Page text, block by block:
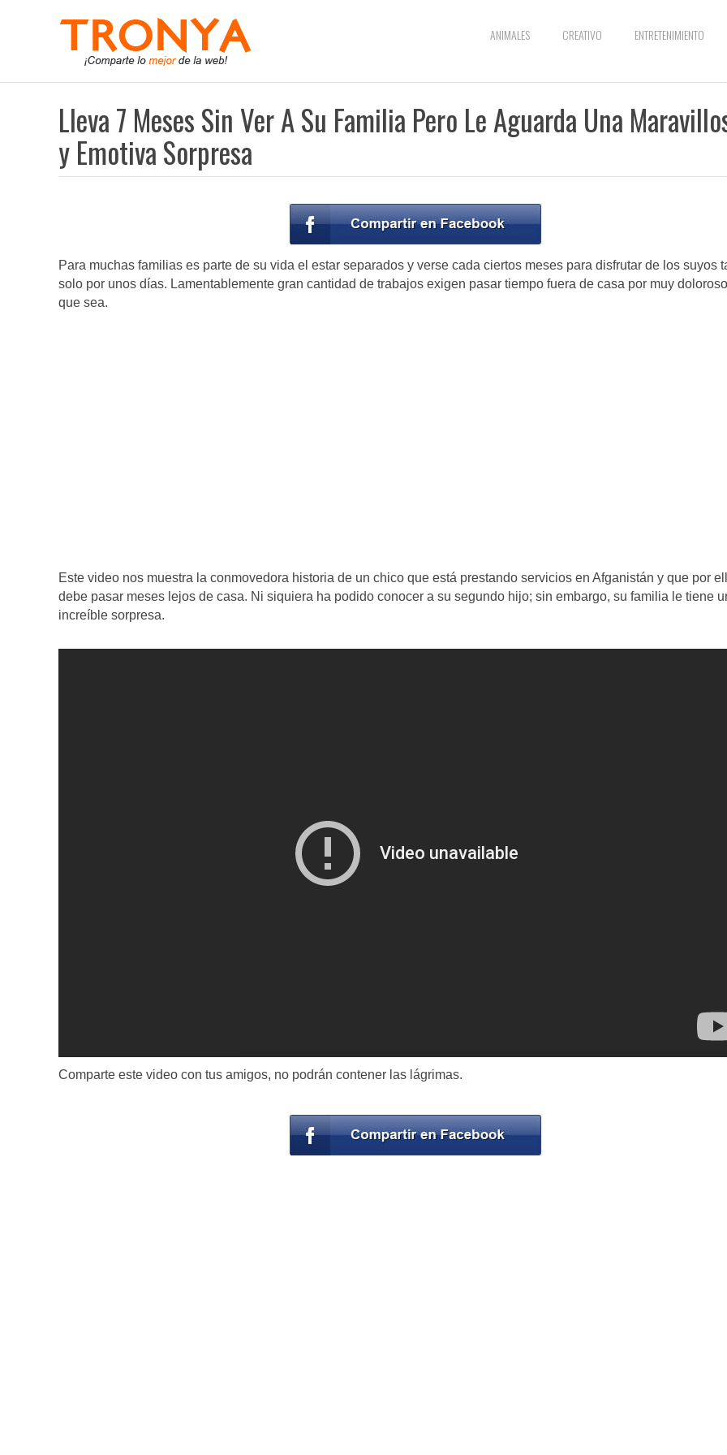
ANIMALES CREATIVO ENTRETENIMIENTO
Lleva 7 Meses Sin Ver A Su Familia Pero Le Aguarda Una
y Emotiva Sorpresa
Para muchas familias es parte de su vida el estar separados y verse cada ciertos meses para disfrutar de los suyos
solo por unos días. Lamentablemente gran cantidad de trabajos exigen pasar tiempo fuera de casa por muy doloroso
que sea.
Este video nos muestra la conmovedora historia de un chico que está prestando servicios en Afganistán y que por
debe pasar meses lejos de casa. Ni siquiera ha podido conocer a su segundo hijo; sin embargo, su familia le tiene
increíble sorpresa.
Comparte este video con tus amigos, no podrán contener las lágrimas.